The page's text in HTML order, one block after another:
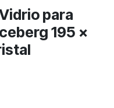
para
195 ×